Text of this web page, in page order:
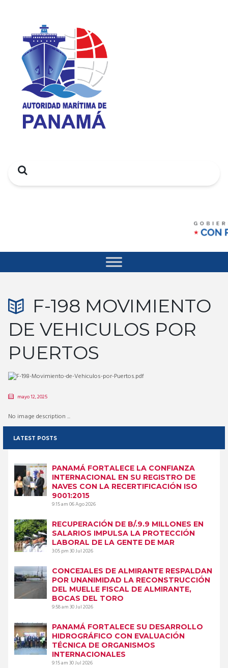
Search
F-198 MOVIMIENTO
DE VEHICULOS POR
PUERTOS
mayo 12, 2025
No image description ...
LATEST POSTS
PANAMÁ FORTALECE LA CONFIANZA
INTERNACIONAL EN SU REGISTRO DE
NAVES CON LA RECERTIFICACIÓN ISO
9001:2015
9:15 am06 Ago 2026
RECUPERACIÓN DE B/.9.9 MILLONES EN
SALARIOS IMPULSA LA PROTECCIÓN
LABORAL DE LA GENTE DE MAR
3:05 pm30 Jul 2026
CONCEJALES DE ALMIRANTE RESPALDAN
POR UNANIMIDAD LA RECONSTRUCCIÓN
DEL MUELLE FISCAL DE ALMIRANTE,
BOCAS DEL TORO
9:58 am30 Jul 2026
PANAMÁ FORTALECE SU DESARROLLO
HIDROGRÁFICO CON EVALUACIÓN
TÉCNICA DE ORGANISMOS
INTERNACIONALES
9:15 am30 Jul 2026